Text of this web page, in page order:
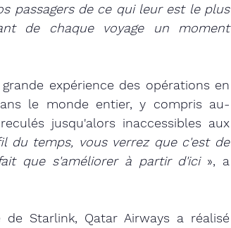
passagers de ce qui leur est le plus
de chaque voyage un moment
expérience des opérations en
le monde entier, y compris au-
jusqu'alors inaccessibles aux
du temps, vous verrez que c'est de
que s'améliorer à partir d'ici », a
Starlink, Qatar Airways a réalisé